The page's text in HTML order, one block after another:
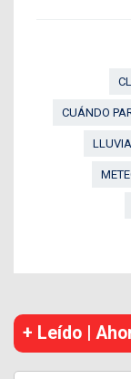
CUÁNDO
+ Leído |